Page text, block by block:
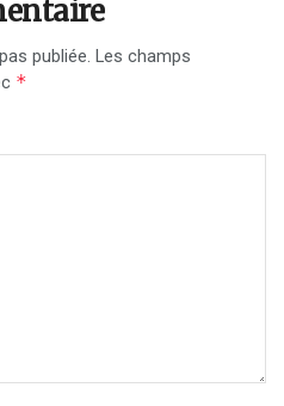
publiée. Les champs
*